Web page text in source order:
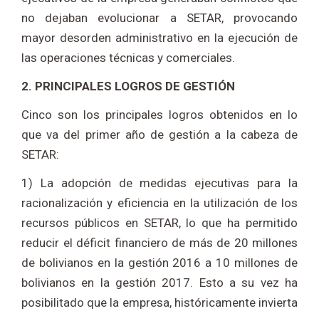
no dejaban evolucionar a SETAR, provocando
mayor desorden administrativo en la ejecución de
las operaciones técnicas y comerciales.
2. PRINCIPALES LOGROS DE GESTIÓN
Cinco son los principales logros obtenidos en lo
que va del primer año de gestión a la cabeza de
SETAR:
1) La adopción de medidas ejecutivas para la
racionalización y eficiencia en la utilización de los
recursos públicos en SETAR, lo que ha permitido
reducir el déficit financiero de más de 20 millones
de bolivianos en la gestión 2016 a 10 millones de
bolivianos en la gestión 2017. Esto a su vez ha
posibilitado que la empresa, históricamente invierta